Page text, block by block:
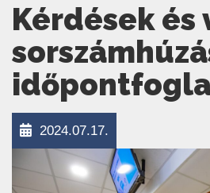
Kérdések és
2024.07.17.